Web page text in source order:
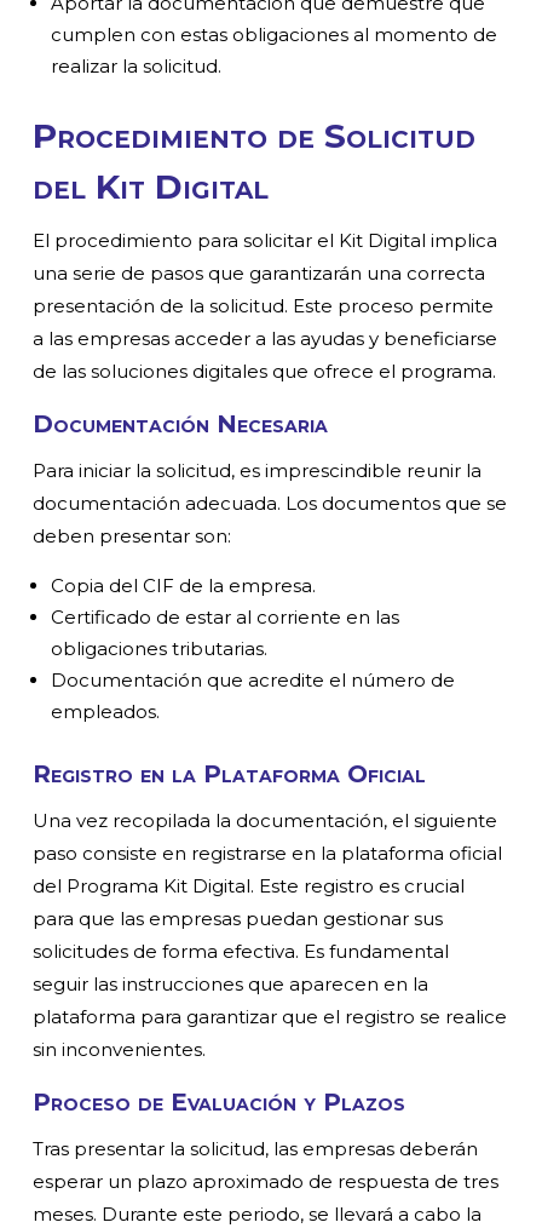
cumplen con estas obligaciones al momento de
realizar la solicitud.
Procedimiento de Solicitud
del Kit Digital
El procedimiento para solicitar el Kit Digital implica
una serie de pasos que garantizarán una correcta
presentación de la solicitud. Este proceso permite
a las empresas acceder a las ayudas y beneficiarse
de las soluciones digitales que ofrece el programa.
Documentación Necesaria
Para iniciar la solicitud, es imprescindible reunir la
documentación adecuada. Los documentos que se
deben presentar son:
Copia del CIF de la empresa.
Certificado de estar al corriente en las
obligaciones tributarias.
Documentación que acredite el número de
empleados.
Registro en la Plataforma Oficial
Una vez recopilada la documentación, el siguiente
paso consiste en registrarse en la plataforma oficial
del Programa Kit Digital. Este registro es crucial
para que las empresas puedan gestionar sus
solicitudes de forma efectiva. Es fundamental
seguir las instrucciones que aparecen en la
plataforma para garantizar que el registro se realice
sin inconvenientes.
Proceso de Evaluación y Plazos
Tras presentar la solicitud, las empresas deberán
esperar un plazo aproximado de respuesta de tres
meses. Durante este periodo, se llevará a cabo la